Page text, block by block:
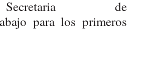
Secretaria de
para los primeros